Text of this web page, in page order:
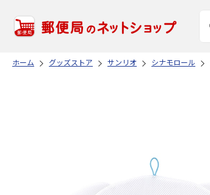
ホーム グッズストア サンリオ シナモロール